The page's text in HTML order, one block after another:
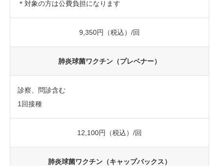
＊対象の方は公費負担になります
9,350円（税込）/回
肺炎球菌ワクチン（プレベナー）
診察、問診含む
1回接種
12,100円（税込）/回
肺炎球菌ワクチン（キャップバックス）